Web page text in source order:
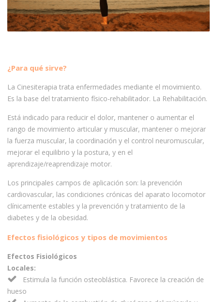
¿Para qué sirve?
La Cinesiterapia trata enfermedades mediante el movimiento.
Es la base del tratamiento físico-rehabilitador. La Rehabilitación.
Está indicado para reducir el dolor, mantener o aumentar el
rango de movimiento articular y muscular, mantener o mejorar
la fuerza muscular, la coordinación y el control neuromuscular,
mejorar el equilibrio y la postura, y en el
aprendizaje/reaprendizaje motor.
Los principales campos de aplicación son: la prevención
cardiovascular, las condiciones crónicas del aparato locomotor
clínicamente estables y la prevención y tratamiento de la
diabetes y de la obesidad.
Efectos fisiológicos y tipos de movimientos
Efectos Fisiológicos
Locales:
Estimula la función osteoblástica. Favorece la creación de
hueso